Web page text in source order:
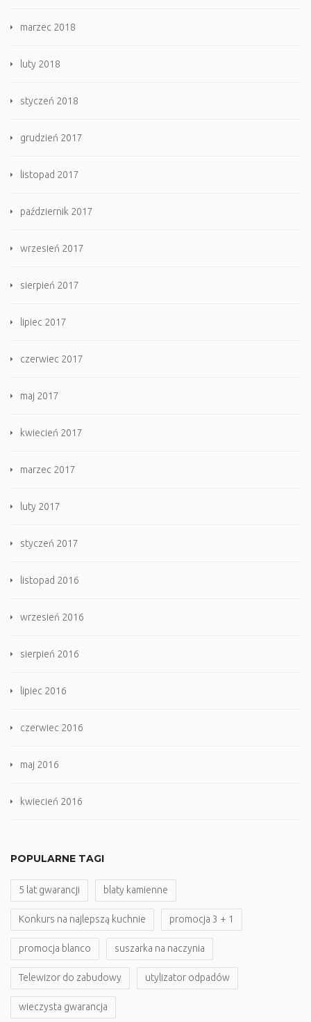
marzec 2018
luty 2018
styczeń 2018
grudzień 2017
listopad 2017
październik 2017
wrzesień 2017
sierpień 2017
lipiec 2017
czerwiec 2017
maj 2017
kwiecień 2017
marzec 2017
luty 2017
styczeń 2017
listopad 2016
wrzesień 2016
sierpień 2016
lipiec 2016
czerwiec 2016
maj 2016
kwiecień 2016
POPULARNE TAGI
5 lat gwarancji blaty kamienne
Konkurs na najlepszą kuchnie promocja 3 + 1
promocja blanco suszarka na naczynia
Telewizor do zabudowy utylizator odpadów
wieczysta gwarancja